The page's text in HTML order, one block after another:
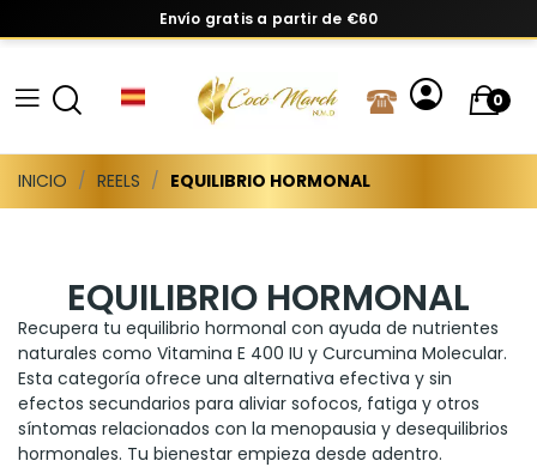
Envío gratis a partir de €60
0
INICIO REELS EQUILIBRIO HORMONAL
EQUILIBRIO HORMONAL
Recupera tu equilibrio hormonal con ayuda de nutrientes
naturales como Vitamina E 400 IU y Curcumina Molecular.
Esta categoría ofrece una alternativa efectiva y sin
efectos secundarios para aliviar sofocos, fatiga y otros
síntomas relacionados con la menopausia y desequilibrios
hormonales. Tu bienestar empieza desde adentro.